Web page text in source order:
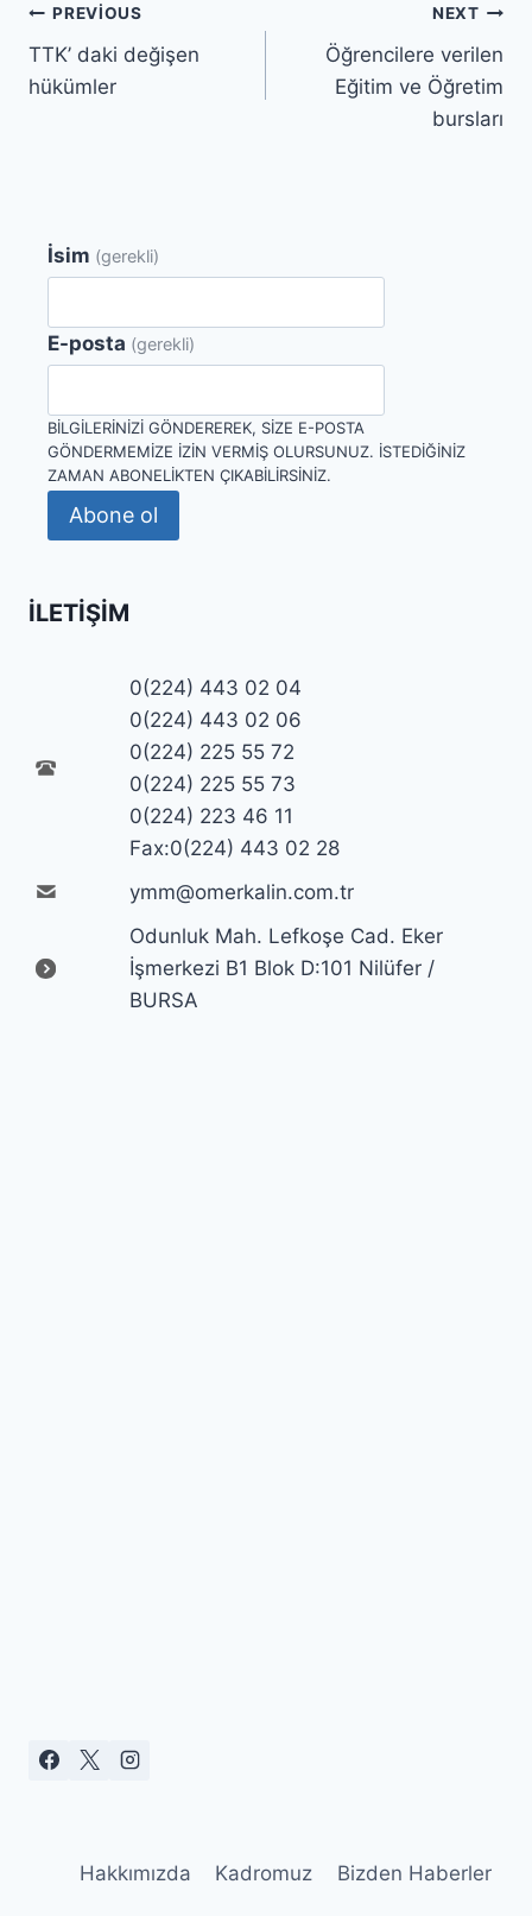
Yazı
gezinmesi
PREVIOUS
TTK’ daki değişen
hükümler
NEXT
Öğrencilere verilen
Eğitim ve Öğretim
bursları
İsim (gerekli)
E-posta (gerekli)
BILGILERINIZI GÖNDEREREK, SIZE E-POSTA
GÖNDERMEMIZE IZIN VERMIŞ OLURSUNUZ. İSTEDIĞINIZ
ZAMAN ABONELIKTEN ÇIKABILIRSINIZ.
Abone ol
İLETIŞIM
0(224) 443 02 04
0(224) 443 02 06
0(224) 225 55 72
0(224) 225 55 73
0(224) 223 46 11
Fax:0(224) 443 02 28
ymm@omerkalin.com.tr
Odunluk Mah. Lefkoşe Cad. Eker
İşmerkezi B1 Blok D:101 Nilüfer /
BURSA
Hakkımızda Kadromuz Bizden Haberler